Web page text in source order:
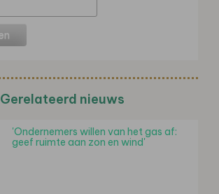
Gerelateerd nieuws
'Ondernemers willen van het gas af:
geef ruimte aan zon en wind'